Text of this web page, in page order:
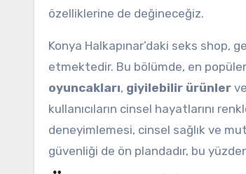
özelliklerine de değineceğiz.
Konya Halkapınar’daki seks shop,
etmektedir. Bu bölümde, en
oyuncakları, giyilebilir ürünler ve
kullanıcıların cinsel hayatlarını
deneyimlemesi, cinsel sağlık ve
güvenliği de ön plandadır, bu